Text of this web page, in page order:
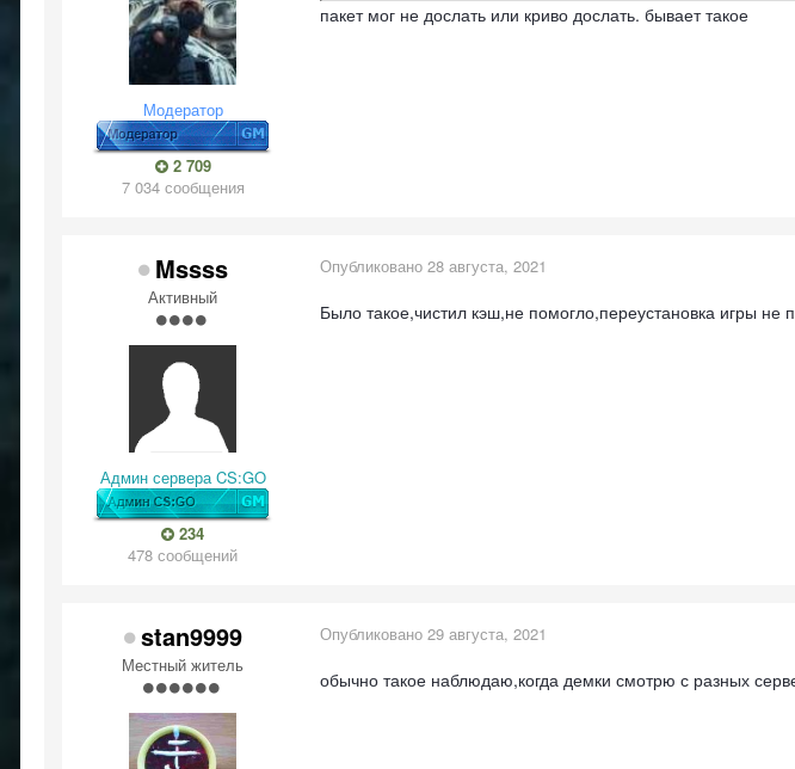
Модератор
2 709
7 034 сообщения
пакет мог не дослать или криво дослать. бывает такое
Mssss
Активный
Админ сервера CS:GO
234
478 сообщений
Опубликовано 28 августа, 2021
Было такое,чистил кэш,не помогло,переустановка игры
stan9999
Местный житель
Опубликовано 29 августа, 2021
обычно такое наблюдаю,когда демки смотрю с разных